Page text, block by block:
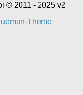
© 2011 - 2025 v2
Theme